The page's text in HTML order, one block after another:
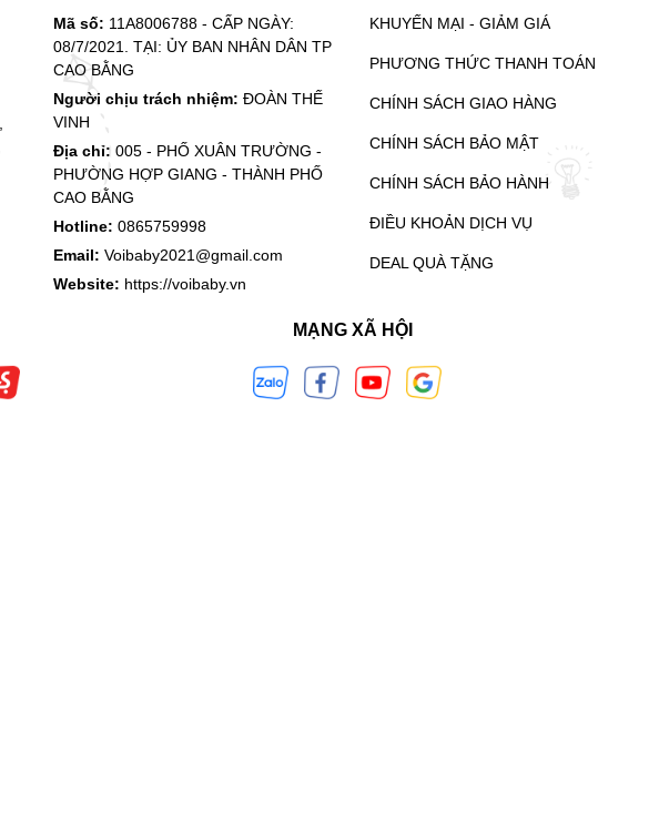
Mã số: 11A8006788 - CẤP NGÀY:
08/7/2021. TẠI: ỦY BAN NHÂN DÂN TP
CAO BẰNG
Người chịu trách nhiệm: ĐOÀN THẾ
VINH
Địa chỉ: 005 - PHỐ XUÂN TRƯỜNG -
PHƯỜNG HỢP GIANG - THÀNH PHỐ
CAO BẰNG
Hotline: 0865759998
Email: Voibaby2021@gmail.com
Website: https://voibaby.vn
KHUYẾN MẠI - GIẢM GIÁ
PHƯƠNG THỨC THANH TOÁN
CHÍNH SÁCH GIAO HÀNG
CHÍNH SÁCH BẢO MẬT
CHÍNH SÁCH BẢO HÀNH
ĐIỀU KHOẢN DỊCH VỤ
DEAL QUÀ TẶNG
MẠNG XÃ HỘI